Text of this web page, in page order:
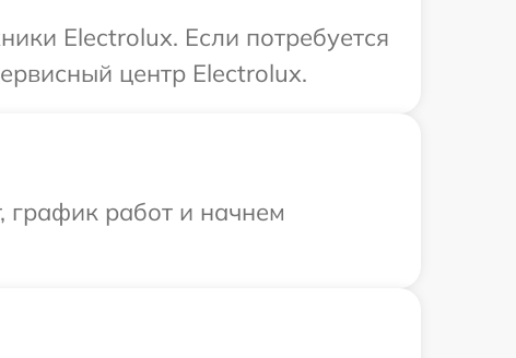
Electrolux. Если потребуется
центр Electrolux.
график работ и начнем